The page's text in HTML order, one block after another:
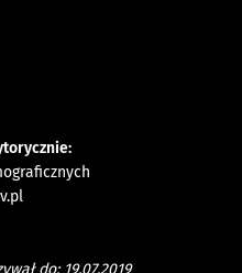
do: 19.07.2019